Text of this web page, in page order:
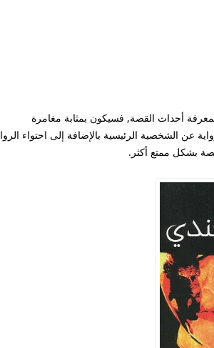
أحداث القصة, فسيكون بمثابة مغامرة
عن الشخصية الرئيسية بالإضافة إلى احتواء
بشكل ممتع أكثر.